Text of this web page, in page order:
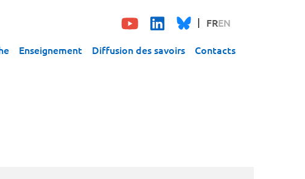
FREN
Enseignement Diffusion des savoirs Contacts